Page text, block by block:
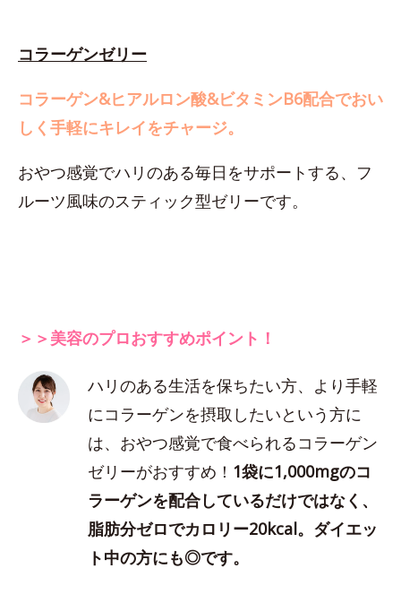
コラーゲンゼリー
コラーゲン&ヒアルロン酸&ビタミンB6配合でおい
しく手軽にキレイをチャージ。
おやつ感覚でハリのある毎日をサポートする、フ
ルーツ風味のスティック型ゼリーです。
＞＞美容のプロおすすめポイント！
ハリのある生活を保ちたい方、より手軽
にコラーゲンを摂取したいという方に
は、おやつ感覚で食べられるコラーゲン
ゼリーがおすすめ！ 1袋に1,000mgのコ
ラーゲンを配合しているだけではなく、
脂肪分ゼロでカロリー20kcal。ダイエッ
ト中の方にも◎です。